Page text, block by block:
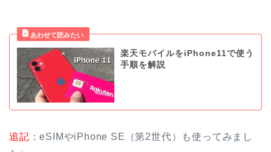
楽天モバイルをiPhone11で使う
手順を解説
追記 ：eSIMやiPhone SE（第2世代）も使ってみまし